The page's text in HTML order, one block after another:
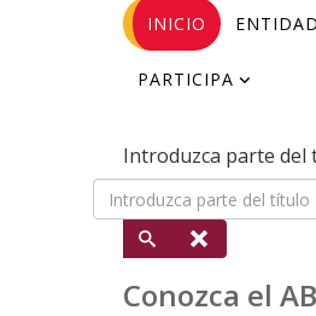
INICIO ENTIDAD
PARTICIPA
Introduzca parte del
Conozca el